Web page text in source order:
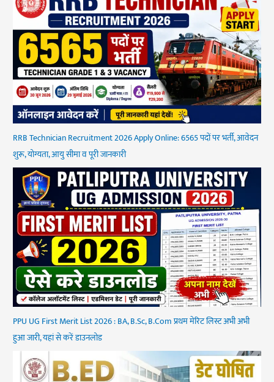
RRB Technician Recruitment 2026 Apply Online: 6565 पदों पर भर्ती, आवेदन
शुरू, योग्यता, आयु सीमा व पूरी जानकारी
PPU UG First Merit List 2026 : BA, B.Sc, B.Com प्रथम मेरिट लिस्ट अभी अभी
हुआ जारी, यहां से करें डाउनलोड